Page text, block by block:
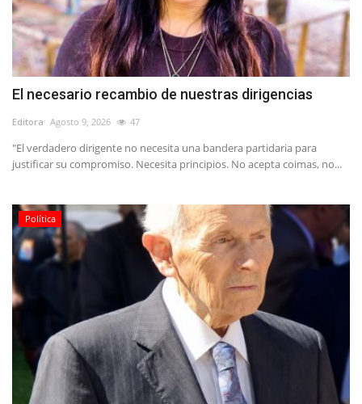
El necesario recambio de nuestras dirigencias
Editora Agosto 9, 2026 47
"El verdadero dirigente no necesita una bandera partidaria para
justificar su compromiso. Necesita principios. No acepta coimas, no...
Política